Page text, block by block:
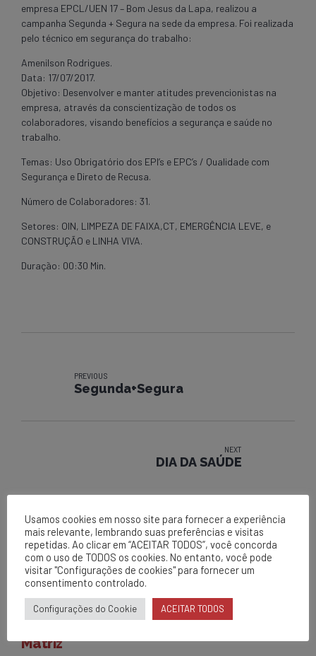
empresa EPCL/UEN 17 – Bom Jesus da Lapa, realizou a
campanha Segunda + Segura na sede da empresa. Foi realizada
pelo técnico em segurança do trabalho:
Amenilson Rodrigues.
Data: 17/07/2017.
Objetivo: Desenvolver e manter atitudes prevencionistas na
empresa, através da conscientização de todos os
colaboradores, visando benefícios a segurança e saúde no
trabalho.
Temas: Uso Obrigatório dos EPI’s e EPC’s / Qualidade com
Segurança e Direto de Recusa.
Número de Colaboradores: 31.
Setores: OIN, LIMPEZA DE FAIXA,CT, EMERGÊNCIA LEVE, e
CONSTRUÇÃO e LINHA VIVA.
Duração: 00:30 Min.
PREVIOUS
Segunda+Segura
NEXT
DIA DA SAÚDE
Matriz
Usamos cookies em nosso site para fornecer a experiência
mais relevante, lembrando suas preferências e visitas
repetidas. Ao clicar em “ACEITAR TODOS”, você concorda
com o uso de TODOS os cookies. No entanto, você pode
visitar "Configurações de cookies" para fornecer um
consentimento controlado.
Configurações do Cookie ACEITAR TODOS